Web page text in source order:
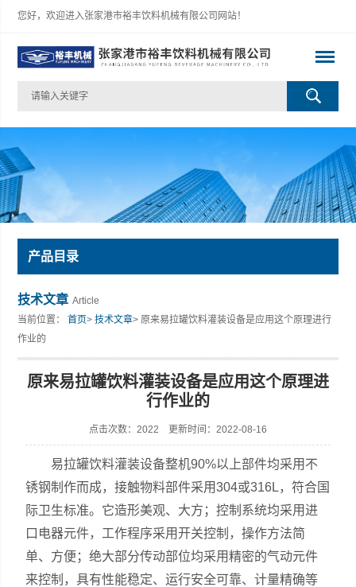
您好，欢迎进入张家港市裕丰饮料机械有限公司网站！
张家港市裕丰饮料机械有限公司
产品目录
技术文章 Article
当前位置：首页>技术文章> 原来易拉罐饮料灌装设备是应用这个原理进行
作业的
原来易拉罐饮料灌装设备是应用这个原理进
行作业的
点击次数：2022 更新时间：2022-08-16
易拉罐饮料灌装设备整机90%以上部件均采用不
锈钢制作而成，接触物料部件采用304或316L，符合国
际卫生标准。它造形美观、大方；控制系统均采用进
口电器元件，工作程序采用开关控制，操作方法简
单、方便；绝大部分传动部位均采用精密的气动元件
来控制，具有性能稳定、运行安全可靠、计量精确等